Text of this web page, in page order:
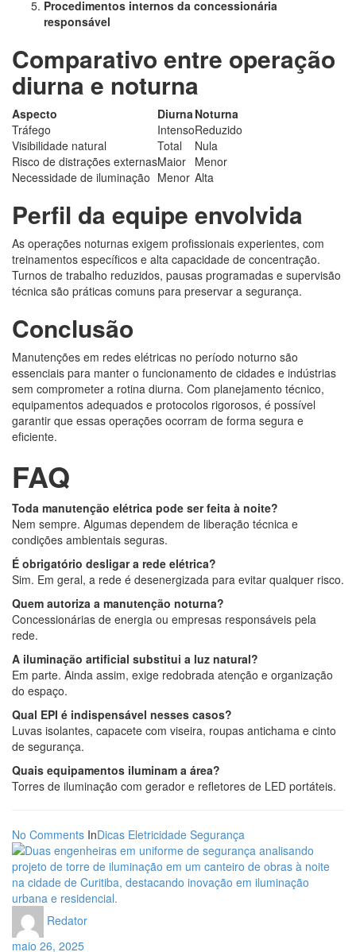
Procedimentos internos da concessionária
responsável
Comparativo entre operação
diurna e noturna
Aspecto DiurnaNoturna
Tráfego
IntensoReduzido
Visibilidade natural
Total
Nula
Risco de distrações externasMaior Menor
Necessidade de iluminação Menor Alta
Perfil da equipe envolvida
As operações noturnas exigem profissionais experientes, com
treinamentos específicos e alta capacidade de concentração.
Turnos de trabalho reduzidos, pausas programadas e supervisão
técnica são práticas comuns para preservar a segurança.
Conclusão
Manutenções em redes elétricas no período noturno são
essenciais para manter o funcionamento de cidades e indústrias
sem comprometer a rotina diurna. Com planejamento técnico,
equipamentos adequados e protocolos rigorosos, é possível
garantir que essas operações ocorram de forma segura e
eficiente.
FAQ
Toda manutenção elétrica pode ser feita à noite?
Nem sempre. Algumas dependem de liberação técnica e
condições ambientais seguras.
É obrigatório desligar a rede elétrica?
Sim. Em geral, a rede é desenergizada para evitar qualquer risco.
Quem autoriza a manutenção noturna?
Concessionárias de energia ou empresas responsáveis pela
rede.
A iluminação artificial substitui a luz natural?
Em parte. Ainda assim, exige redobrada atenção e organização
do espaço.
Qual EPI é indispensável nesses casos?
Luvas isolantes, capacete com viseira, roupas antichama e cinto
de segurança.
Quais equipamentos iluminam a área?
Torres de iluminação com gerador e refletores de LED portáteis.
No Comments InDicas Eletricidade Segurança
Redator
maio 26, 2025